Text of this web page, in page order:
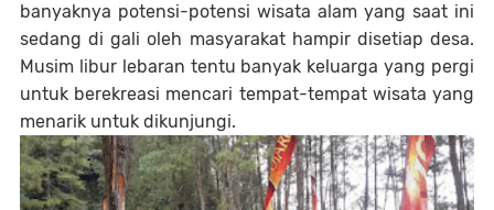
banyaknya potensi-potensi wisata alam yang saat ini
sedang di gali oleh masyarakat hampir disetiap desa.
Musim libur lebaran tentu banyak keluarga yang pergi
untuk berekreasi mencari tempat-tempat wisata yang
menarik untuk dikunjungi.